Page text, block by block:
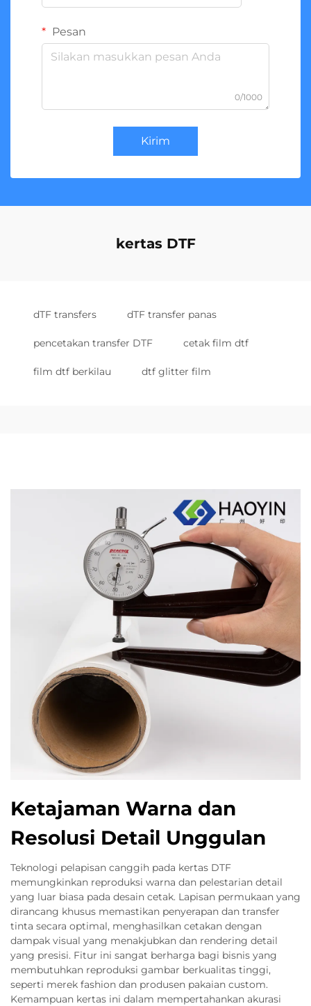
Pesan
0/1000
Kirim
kertas DTF
dTF transfers dTF transfer panas
pencetakan transfer DTF cetak film dtf
film dtf berkilau dtf glitter film
Ketajaman Warna dan
Resolusi Detail Unggulan
Teknologi pelapisan canggih pada kertas DTF
memungkinkan reproduksi warna dan pelestarian detail
yang luar biasa pada desain cetak. Lapisan permukaan yang
dirancang khusus memastikan penyerapan dan transfer
tinta secara optimal, menghasilkan cetakan dengan
dampak visual yang menakjubkan dan rendering detail
yang presisi. Fitur ini sangat berharga bagi bisnis yang
membutuhkan reproduksi gambar berkualitas tinggi,
seperti merek fashion dan produsen pakaian custom.
Kemampuan kertas ini dalam mempertahankan akurasi